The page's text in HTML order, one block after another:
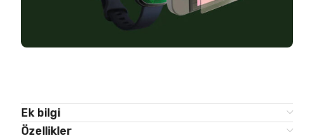
Ek bilgi
Özellikler